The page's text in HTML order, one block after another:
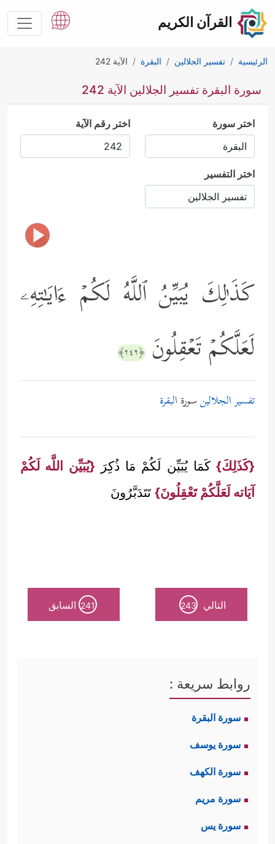
القرآن الكريم
الرئيسية تفسير الجلالين البقرة الآية 242
سورة البقرة تفسير الجلالين الآية 242
اختر سورة اختر رقم الآية
اختر التفسير
كَذَ ٰ⁠لِكَ یُبَیِّنُ ٱللَّهُ لَكُمۡ ءَایَـٰتِهِۦ
لَعَلَّكُمۡ تَعۡقِلُونَ ﴿٢٤٢﴾
تفسير الجلالينسورة البقرة
{كَذَلِكَ} كَمَا يُبَيِّن لَكُمْ مَا ذُكِرَ {يُبَيِّن اللَّه لَكُمْ
آيَاته لَعَلَّكُمْ تَعْقِلُونَ} تَتَدَبَّرُونَ
التالي 243
241 السابق
روابط سريعة :
سورة البقرة
سورة يوسف
سورة الكهف
سورة مريم
سورة يس